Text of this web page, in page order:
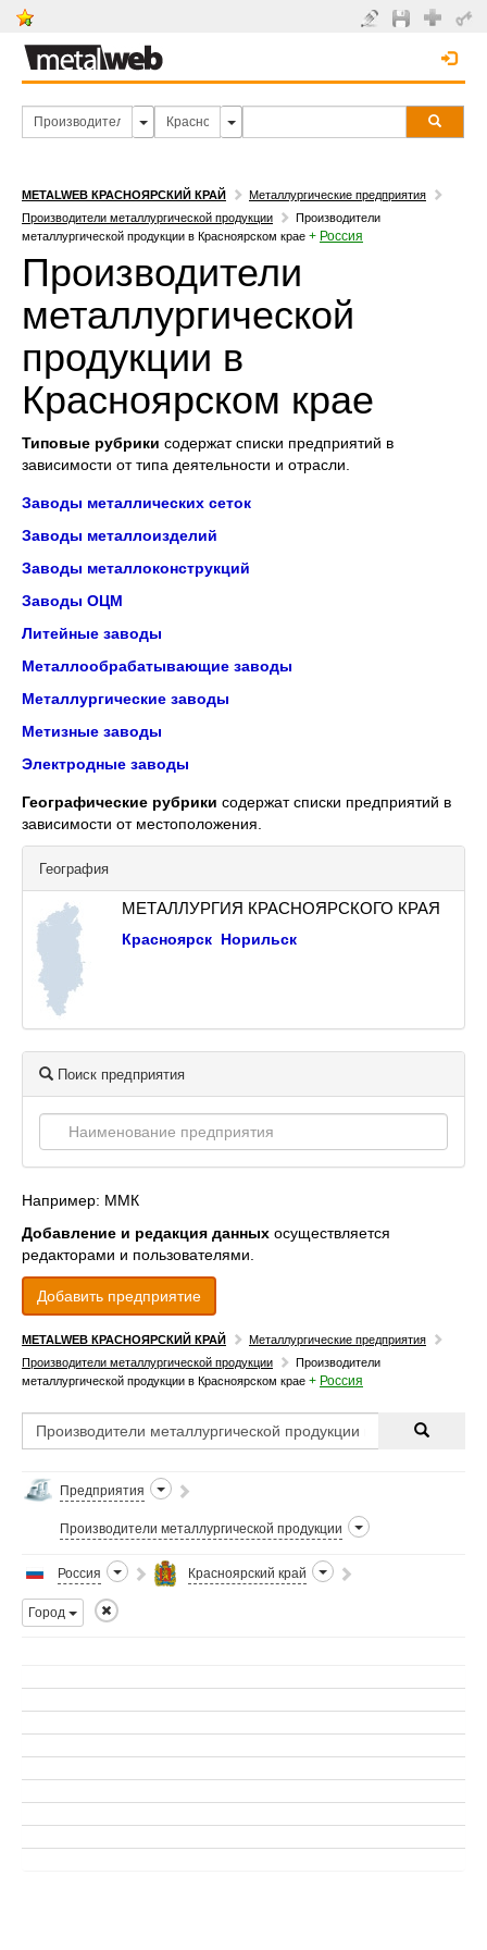
METALWEB КРАСНОЯРСКИЙ КРАЙ
Металлургические предприятия
Производители металлургической продукции
Производители
металлургической продукции в Красноярском крае + Россия
Производители
металлургической
продукции в
Красноярском крае
Типовые рубрики содержат списки предприятий в
зависимости от типа деятельности и отрасли.
Заводы металлических сеток
Заводы металлоизделий
Заводы металлоконструкций
Заводы ОЦМ
Литейные заводы
Металлообрабатывающие заводы
Металлургические заводы
Метизные заводы
Электродные заводы
Географические рубрики содержат списки предприятий в
зависимости от местоположения.
География
МЕТАЛЛУРГИЯ КРАСНОЯРСКОГО КРАЯ
Красноярск Норильск
Поиск предприятия
Например: ММК
Добавление и редакция данных осуществляется
редакторами и пользователями.
Добавить предприятие
METALWEB КРАСНОЯРСКИЙ КРАЙ
Металлургические предприятия
Производители металлургической продукции
Производители
металлургической продукции в Красноярском крае + Россия
Предприятия
Производители металлургической продукции
Россия Красноярский край
Город